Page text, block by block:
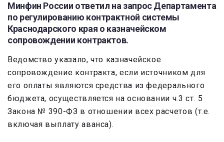
Минфин России ответил на запрос Департамента
по регулированию контрактной системы
Краснодарского края о казначейском
сопровождении контрактов.
Ведомство указало, что казначейское
сопровождение контракта, если источником для
его оплаты являются средства из федерального
бюджета, осуществляется на основании ч.3 ст. 5
Закона № 390-ФЗ в отношении всех расчетов (т.е.
включая выплату аванса).